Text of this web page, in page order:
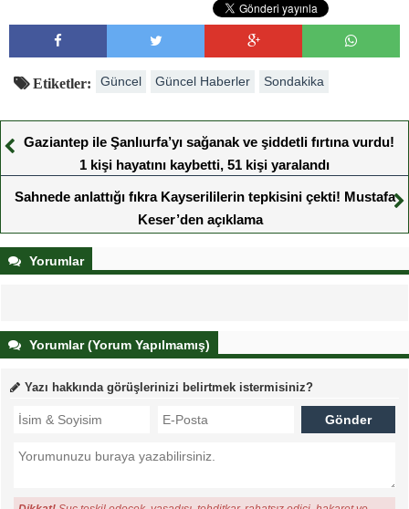
Etiketler: Güncel Güncel Haberler Sondakika
Gaziantep ile Şanlıurfa’yı sağanak ve şiddetli fırtına vurdu!
1 kişi hayatını kaybetti, 51 kişi yaralandı
Sahnede anlattığı fıkra Kayserililerin tepkisini çekti! Mustafa
Keser’den açıklama
Yorumlar
Yorumlar (Yorum Yapılmamış)
Yazı hakkında görüşlerinizi belirtmek istermisiniz?